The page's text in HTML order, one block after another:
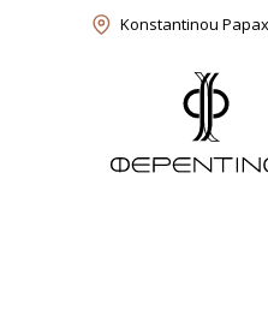
Konstantinou